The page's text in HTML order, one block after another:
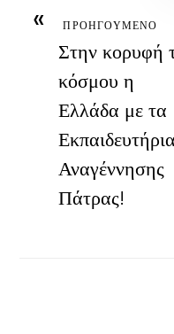
« ΠΡΟΗΓΟΥΜΕΝΟ
Στην κορυφή
κόσμου η
Ελλάδα με τα
Εκπαιδευτήρια
Αναγέννησης
Πάτρας!